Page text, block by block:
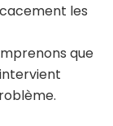
les
que